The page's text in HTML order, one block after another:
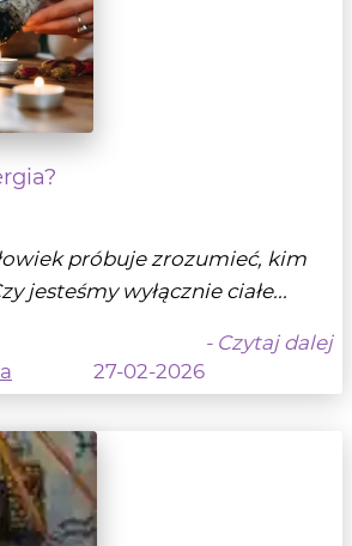
próbuje zrozumieć, kim
jesteśmy wyłącznie ciałe...
- Czytaj dalej
27-02-2026